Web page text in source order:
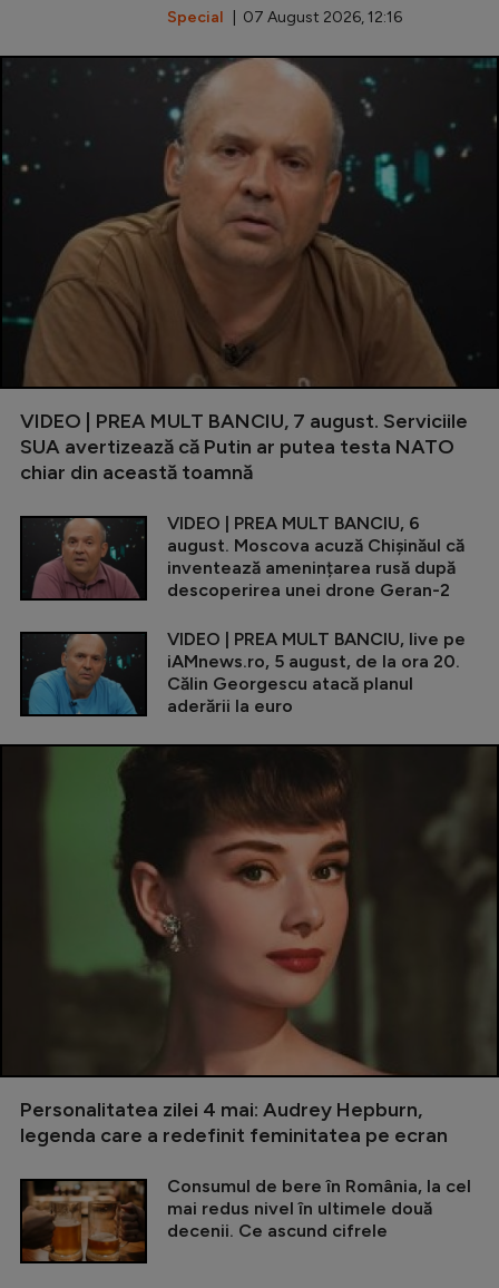
Special | 07 August 2026, 12:16
VIDEO | PREA MULT BANCIU, 7 august. Serviciile
SUA avertizează că Putin ar putea testa NATO
chiar din această toamnă
VIDEO | PREA MULT BANCIU, 6
august. Moscova acuză Chișinăul că
inventează amenințarea rusă după
descoperirea unei drone Geran-2
VIDEO | PREA MULT BANCIU, live pe
iAMnews.ro, 5 august, de la ora 20.
Călin Georgescu atacă planul
aderării la euro
Personalitatea zilei 4 mai: Audrey Hepburn,
legenda care a redefinit feminitatea pe ecran
Consumul de bere în România, la cel
mai redus nivel în ultimele două
decenii. Ce ascund cifrele